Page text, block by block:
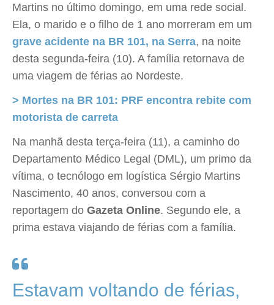
Martins no último domingo, em uma rede social.
Ela, o marido e o filho de 1 ano morreram em um
grave acidente na BR 101, na Serra, na noite
desta segunda-feira (10). A família retornava de
uma viagem de férias ao Nordeste.
> Mortes na BR 101: PRF encontra rebite com
motorista de carreta
Na manhã desta terça-feira (11), a caminho do
Departamento Médico Legal (DML), um primo da
vítima, o tecnólogo em logística Sérgio Martins
Nascimento, 40 anos, conversou com a
reportagem do Gazeta Online. Segundo ele, a
prima estava viajando de férias com a família.
Estavam voltando de férias,